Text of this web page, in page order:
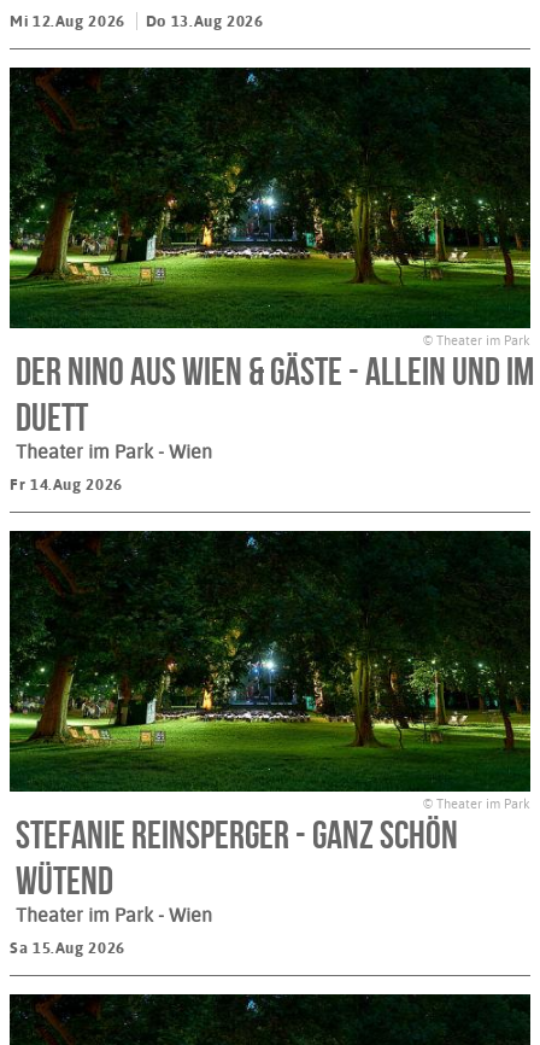
Mi 12.Aug 2026 Do 13.Aug 2026
© Theater im Park
Der Nino aus Wien & Gäste - Allein und im
Duett
Theater im Park- Wien
Fr 14.Aug 2026
© Theater im Park
Stefanie Reinsperger - Ganz schön
wütend
Theater im Park- Wien
Sa 15.Aug 2026